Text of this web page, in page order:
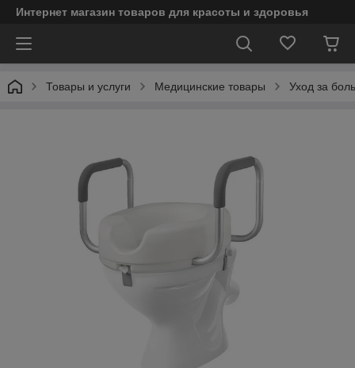
Интернет магазин товаров для красоты и здоровья
Товары и услуги Медицинские товары Уход за